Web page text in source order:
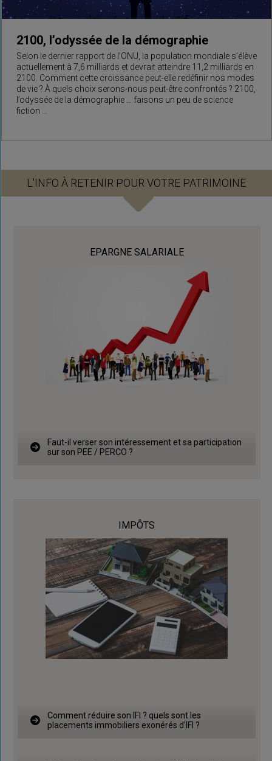
2100, l’odyssée de la démographie
Selon le dernier rapport de l’ONU, la population mondiale s’élève
actuellement à 7,6 milliards et devrait atteindre 11,2 milliards en
2100. Comment cette croissance peut-elle redéfinir nos modes
de vie ? À quels choix serons-nous peut-être confrontés ? 2100,
l’odyssée de la démographie … faisons un peu de science
fiction …
L'INFO À RETENIR POUR VOTRE PATRIMOINE
EPARGNE SALARIALE
Faut-il verser son intéressement et sa participation
sur son PEE / PERCO ?
IMPÔTS
Comment réduire son IFI ? quels sont les
placements immobiliers exonérés d'IFI ?